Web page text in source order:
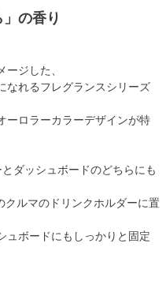
の香り
ジした、
なれるフレグランスシリーズ
ーロラーカラーデザインが特
ダッシュボードのどちらにも
ルマのドリンクホルダーに置
ュボードにもしっかりと固定